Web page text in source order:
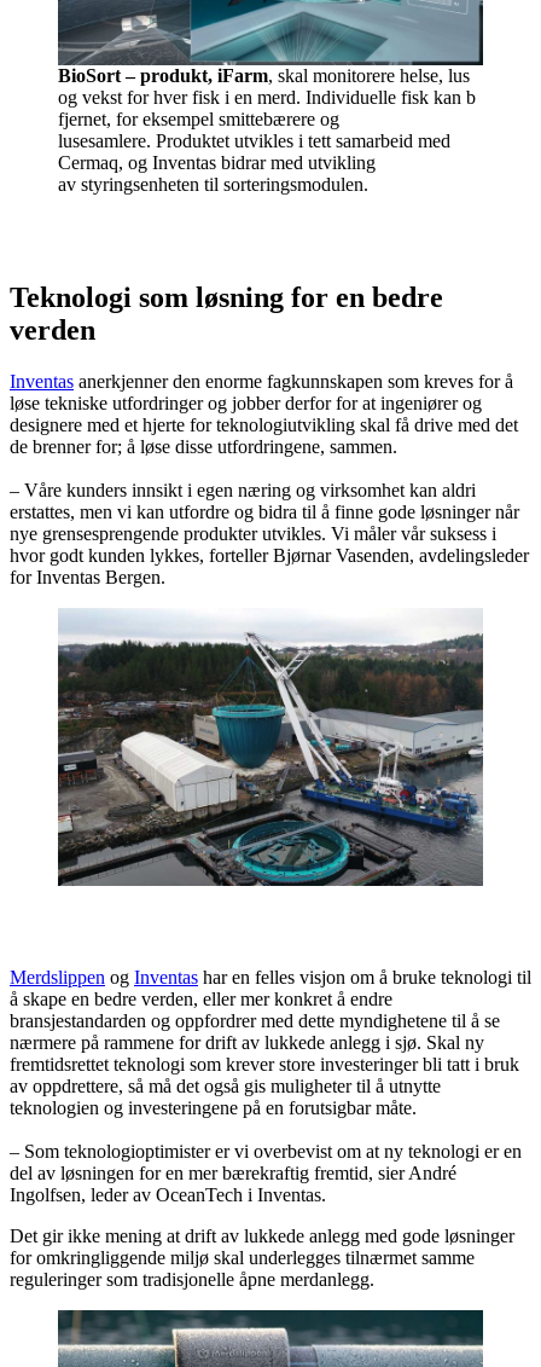
BioSort – produkt, iFarm, skal monitorere helse, lus
og vekst for hver fisk i en merd. Individuelle fisk kan b
fjernet, for eksempel smittebærere og
lusesamlere. Produktet utvikles i tett samarbeid med
Cermaq, og Inventas bidrar med utvikling
av styringsenheten til sorteringsmodulen.
Teknologi som løsning for en bedre
verden
Inventas anerkjenner den enorme fagkunnskapen som kreves for å
løse tekniske utfordringer og jobber derfor for at ingeniører og
designere med et hjerte for teknologiutvikling skal få drive med det
de brenner for; å løse disse utfordringene, sammen.
– Våre kunders innsikt i egen næring og virksomhet kan aldri
erstattes, men vi kan utfordre og bidra til å finne gode løsninger når
nye grensesprengende produkter utvikles. Vi måler vår suksess i
hvor godt kunden lykkes, forteller Bjørnar Vasenden, avdelingsleder
for Inventas Bergen.
Merdslippen og Inventas har en felles visjon om å bruke teknologi til
å skape en bedre verden, eller mer konkret å endre
bransjestandarden og oppfordrer med dette myndighetene til å se
nærmere på rammene for drift av lukkede anlegg i sjø. Skal ny
fremtidsrettet teknologi som krever store investeringer bli tatt i bruk
av oppdrettere, så må det også gis muligheter til å utnytte
teknologien og investeringene på en forutsigbar måte.
– Som teknologioptimister er vi overbevist om at ny teknologi er en
del av løsningen for en mer bærekraftig fremtid, sier André
Ingolfsen, leder av OceanTech i Inventas.
Det gir ikke mening at drift av lukkede anlegg med gode løsninger
for omkringliggende miljø skal underlegges tilnærmet samme
reguleringer som tradisjonelle åpne merdanlegg.